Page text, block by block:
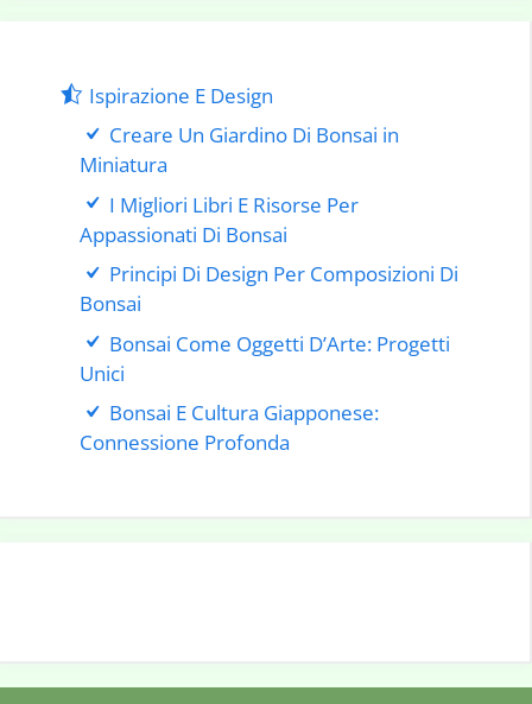
Ispirazione E Design
Creare Un Giardino Di Bonsai in
Miniatura
I Migliori Libri E Risorse Per
Appassionati Di Bonsai
Principi Di Design Per Composizioni Di
Bonsai
Bonsai Come Oggetti D’Arte: Progetti
Unici
Bonsai E Cultura Giapponese:
Connessione Profonda